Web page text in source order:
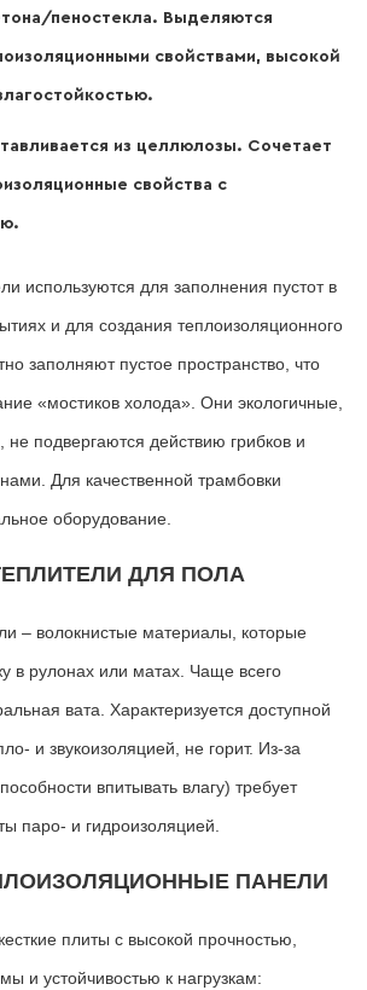
пеностекла. Выделяются
свойствами, высокой
из целлюлозы. Сочетает
свойства с
используются для заполнения пустот в
и для создания теплоизоляционного
заполняют пустое пространство, что
«мостиков холода». Они экологичные,
не подвергаются действию грибков и
Для качественной трамбовки
оборудование.
ДЛЯ ПОЛА
– волокнистые материалы, которые
в рулонах или матах. Чаще всего
вата. Характеризуется доступной
и звукоизоляцией, не горит. Из-за
впитывать влагу) требует
паро- и гидроизоляцией.
ПАНЕЛИ
плиты с высокой прочностью,
и устойчивостью к нагрузкам: